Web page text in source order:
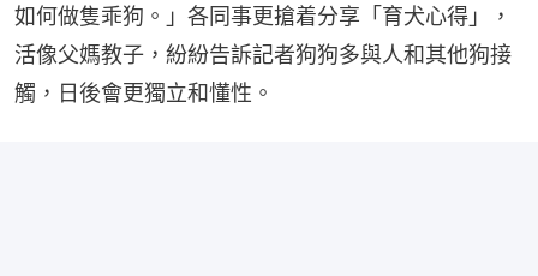
如何做隻乖狗。」各同事更搶着分享「育犬心得」，
活像父媽教子，紛紛告訴記者狗狗多與人和其他狗接
觸，日後會更獨立和懂性。